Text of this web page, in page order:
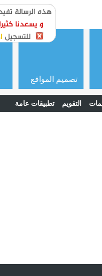
التقويم تطبيقات عامة
تصميم المواقع